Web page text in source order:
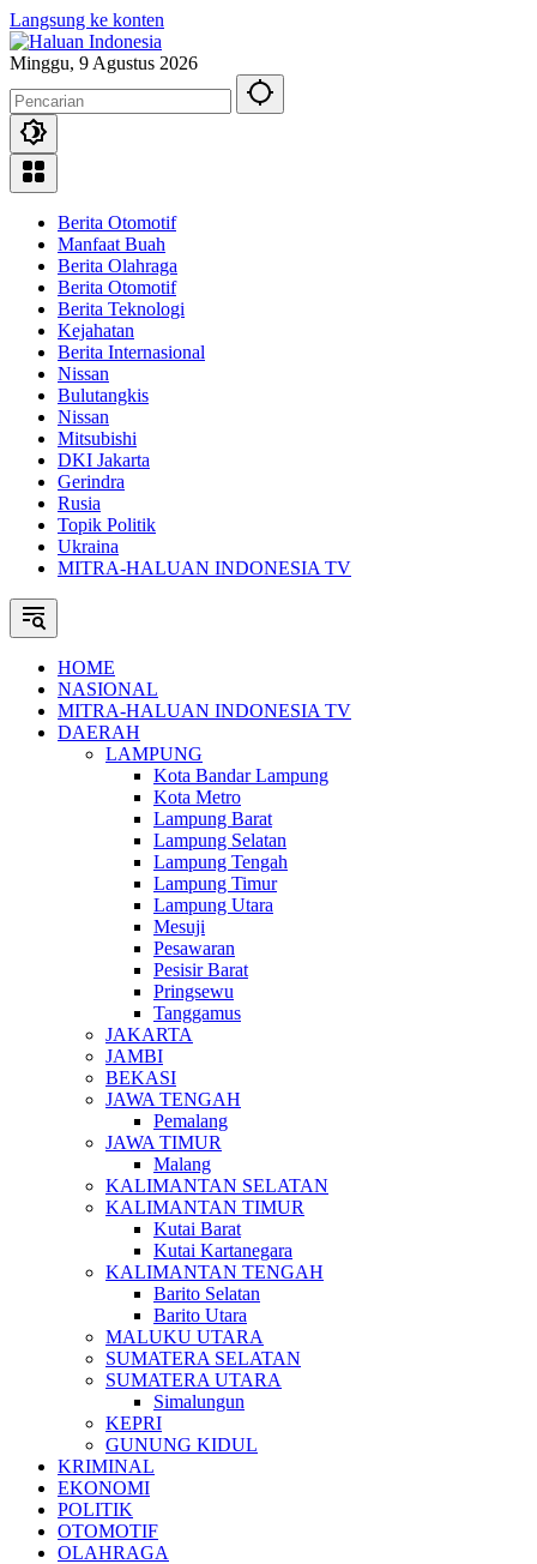
Langsung ke konten
Minggu, 9 Agustus 2026
Berita Otomotif
Manfaat Buah
Berita Olahraga
Berita Otomotif
Berita Teknologi
Kejahatan
Berita Internasional
Nissan
Bulutangkis
Nissan
Mitsubishi
DKI Jakarta
Gerindra
Rusia
Topik Politik
Ukraina
MITRA-HALUAN INDONESIA TV
HOME
NASIONAL
MITRA-HALUAN INDONESIA TV
DAERAH
LAMPUNG
Kota Bandar Lampung
Kota Metro
Lampung Barat
Lampung Selatan
Lampung Tengah
Lampung Timur
Lampung Utara
Mesuji
Pesawaran
Pesisir Barat
Pringsewu
Tanggamus
JAKARTA
JAMBI
BEKASI
JAWA TENGAH
Pemalang
JAWA TIMUR
Malang
KALIMANTAN SELATAN
KALIMANTAN TIMUR
Kutai Barat
Kutai Kartanegara
KALIMANTAN TENGAH
Barito Selatan
Barito Utara
MALUKU UTARA
SUMATERA SELATAN
SUMATERA UTARA
Simalungun
KEPRI
GUNUNG KIDUL
KRIMINAL
EKONOMI
POLITIK
OTOMOTIF
OLAHRAGA